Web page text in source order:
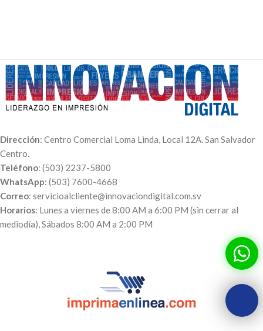
Dirección: Centro Comercial Loma Linda, Local 12A. San Salvador
Centro.
Teléfono: (503) 2237-5800
WhatsApp: (503) 7600-4668
Correo: servicioalcliente@innovaciondigital.com.sv
Horarios: Lunes a viernes de 8:00 AM a 6:00 PM (sin cerrar al
mediodía), Sábados 8:00 AM a 2:00 PM